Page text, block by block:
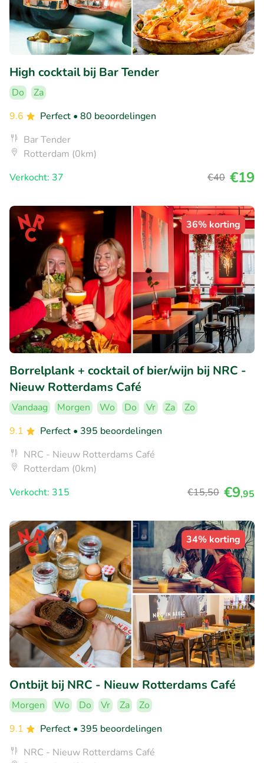
High cocktail bij Bar Tender
Do
Za
9.6
Perfect • 80 beoordelingen
Bar Tender
Rotterdam (0km)
Verkocht: 37
€40 €19
36% korting
Borrelplank + cocktail of bier/wijn bij NRC -
Nieuw Rotterdams Café
Vandaag Morgen Wo Do Vr Za
Zo
9.1
Perfect • 395 beoordelingen
NRC - Nieuw Rotterdams Café
Rotterdam (0km)
Verkocht: 315
€15,50 €9,95
34% korting
Ontbijt bij NRC - Nieuw Rotterdams Café
Morgen Wo Do Vr Za
Zo
9.1
Perfect • 395 beoordelingen
NRC - Nieuw Rotterdams Café